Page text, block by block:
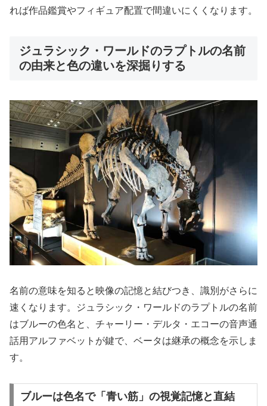
れば作品鑑賞やフィギュア配置で間違いにくくなります。
ジュラシック・ワールドのラプトルの名前
の由来と色の違いを深掘りする
名前の意味を知ると映像の記憶と結びつき、識別がさらに
速くなります。ジュラシック・ワールドのラプトルの名前
はブルーの色名と、チャーリー・デルタ・エコーの音声通
話用アルファベットが鍵で、ベータは継承の概念を示しま
す。
ブルーは色名で「青い筋」の視覚記憶と直結